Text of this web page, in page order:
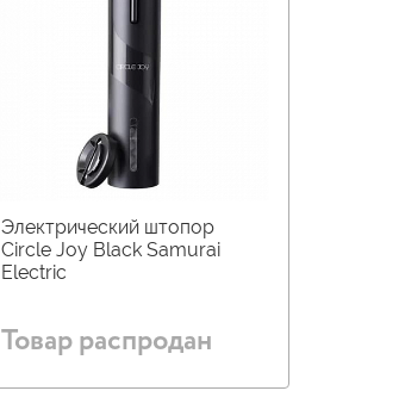
Электрический штопор
Circle Joy Black Samurai
Electric
Товар распродан